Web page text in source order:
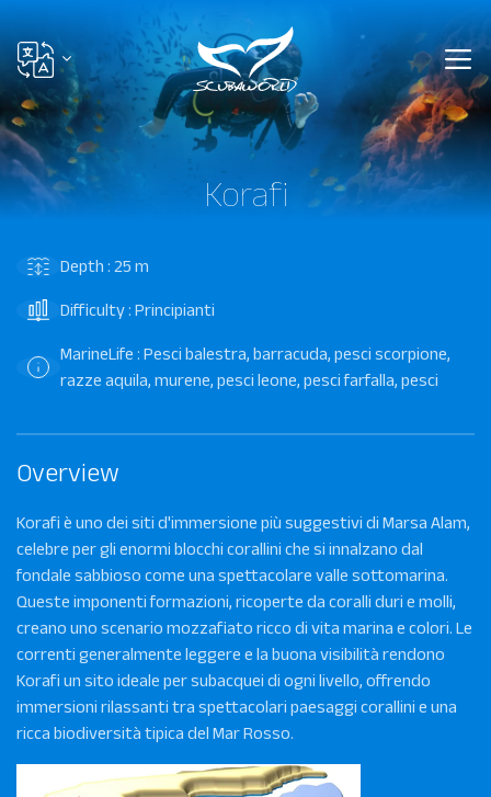
Korafi
Depth : 25 m
Difficulty : Principianti
MarineLife : Pesci balestra, barracuda, pesci scorpione,
razze aquila, murene, pesci leone, pesci farfalla, pesci
Overview
Korafi è uno dei siti d'immersione più suggestivi di Marsa Alam,
celebre per gli enormi blocchi corallini che si innalzano dal
fondale sabbioso come una spettacolare valle sottomarina.
Queste imponenti formazioni, ricoperte da coralli duri e molli,
creano uno scenario mozzafiato ricco di vita marina e colori. Le
correnti generalmente leggere e la buona visibilità rendono
Korafi un sito ideale per subacquei di ogni livello, offrendo
immersioni rilassanti tra spettacolari paesaggi corallini e una
ricca biodiversità tipica del Mar Rosso.